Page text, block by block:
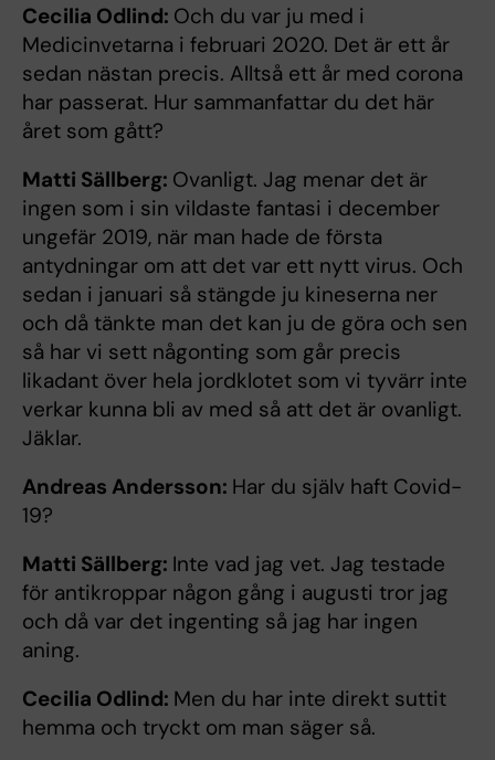
Cecilia Odlind: Och du var ju med i
Medicinvetarna i februari 2020. Det är ett år
sedan nästan precis. Alltså ett år med corona
har passerat. Hur sammanfattar du det här
året som gått?
Matti Sällberg: Ovanligt. Jag menar det är
ingen som i sin vildaste fantasi i december
ungefär 2019, när man hade de första
antydningar om att det var ett nytt virus. Och
sedan i januari så stängde ju kineserna ner
och då tänkte man det kan ju de göra och sen
så har vi sett någonting som går precis
likadant över hela jordklotet som vi tyvärr inte
verkar kunna bli av med så att det är ovanligt.
Jäklar.
Andreas Andersson: Har du själv haft Covid-
19?
Matti Sällberg: Inte vad jag vet. Jag testade
för antikroppar någon gång i augusti tror jag
och då var det ingenting så jag har ingen
aning.
Cecilia Odlind: Men du har inte direkt suttit
hemma och tryckt om man säger så.